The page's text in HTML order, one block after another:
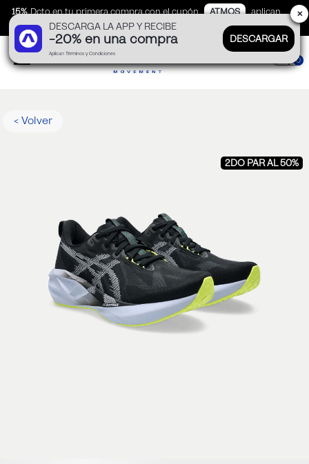
15% Dcto en tu primera compra con el cupón ATMOS
aplican
TyC
0
< Volver
2DO PAR AL 50%
DESCARGA LA APP Y RECIBE
-20% en una compra
Aplican Términos y Condiciones
DESCARGAR
✕